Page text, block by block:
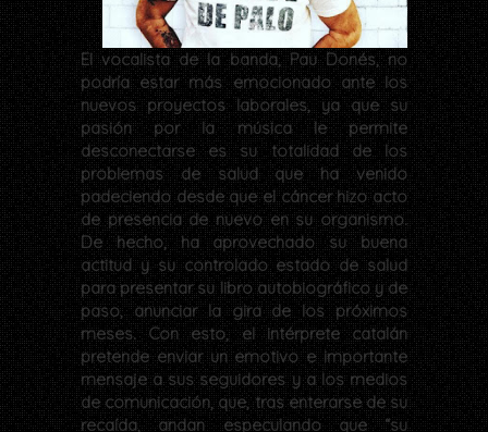
El vocalista de la banda, Pau Donés, no
podría estar más emocionado ante los
nuevos proyectos laborales, ya que su
pasión por la música le permite
desconectarse es su totalidad de los
problemas de salud que ha venido
padeciendo desde que el cáncer hizo acto
de presencia de nuevo en su organismo.
De hecho, ha aprovechado su buena
actitud y su controlado estado de salud
para presentar su libro autobiográfico y de
paso, anunciar la gira de los próximos
meses. Con esto, el intérprete catalán
pretende enviar un emotivo e importante
mensaje a sus seguidores y a los medios
de comunicación, que, tras enterarse de su
recaída, andan especulando que “su